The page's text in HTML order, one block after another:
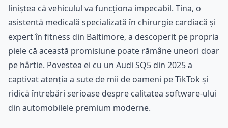
liniștea că vehiculul va funcționa impecabil. Tina, o
asistentă medicală specializată în chirurgie cardiacă și
expert în fitness din Baltimore, a descoperit pe propria
piele că această promisiune poate rămâne uneori doar
pe hârtie. Povestea ei cu un Audi SQ5 din 2025 a
captivat atenția a sute de mii de oameni pe TikTok și
ridică întrebări serioase despre calitatea software-ului
din automobilele premium moderne.